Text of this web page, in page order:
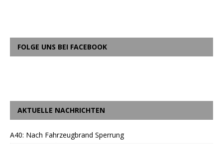
FOLGE UNS BEI FACEBOOK
AKTUELLE NACHRICHTEN
A40: Nach Fahrzeugbrand Sperrung